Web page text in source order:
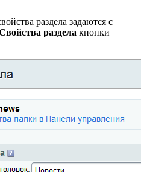
раздела задаются с
раздела кнопки